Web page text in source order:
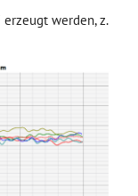
werden, z.